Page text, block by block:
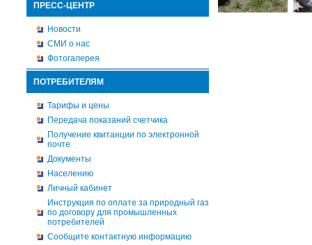
ПРЕСС-ЦЕНТР
Новости
СМИ о нас
Фотогалерея
ПОТРЕБИТЕЛЯМ
Тарифы и цены
Передача показаний счетчика
Получение квитанции по электронной
почте
Документы
Населению
Личный кабинет
Инструкция по оплате за природный газ
по договору для промышленных
потребителей
Сообщите контактную информацию